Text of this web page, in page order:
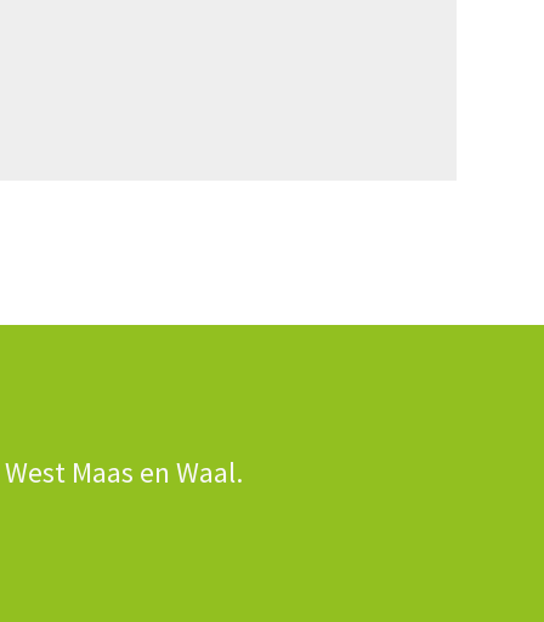
Maas en Waal.